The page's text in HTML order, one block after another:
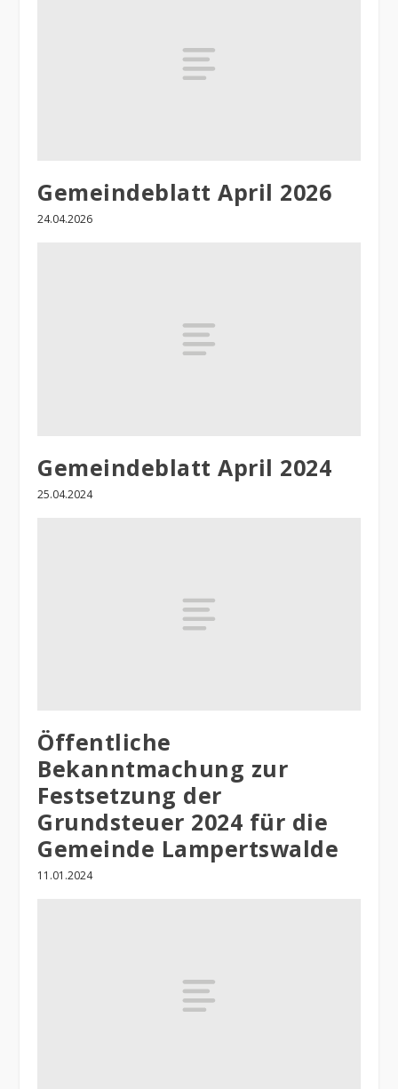
Gemeindeblatt April 2026
24.04.2026
Gemeindeblatt April 2024
25.04.2024
Öffentliche
Bekanntmachung zur
Festsetzung der
Grundsteuer 2024 für die
Gemeinde Lampertswalde
11.01.2024